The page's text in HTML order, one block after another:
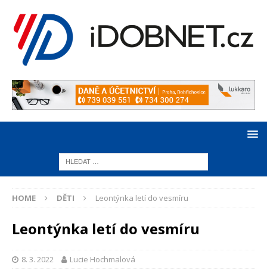
HOME DĚTI Leontýnka letí do vesmíru
Leontýnka letí do vesmíru
8. 3. 2022 Lucie Hochmalová